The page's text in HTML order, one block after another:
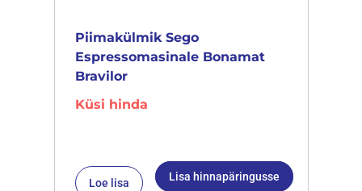
Piimakülmik Sego
Espressomasinale Bonamat
Bravilor
Küsi hinda
Loe lisa Lisa hinnapäringusse